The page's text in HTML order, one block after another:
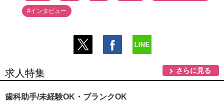
#インタビュー
求人特集 さらに見る
歯科助手/未経験OK・ブランクOK